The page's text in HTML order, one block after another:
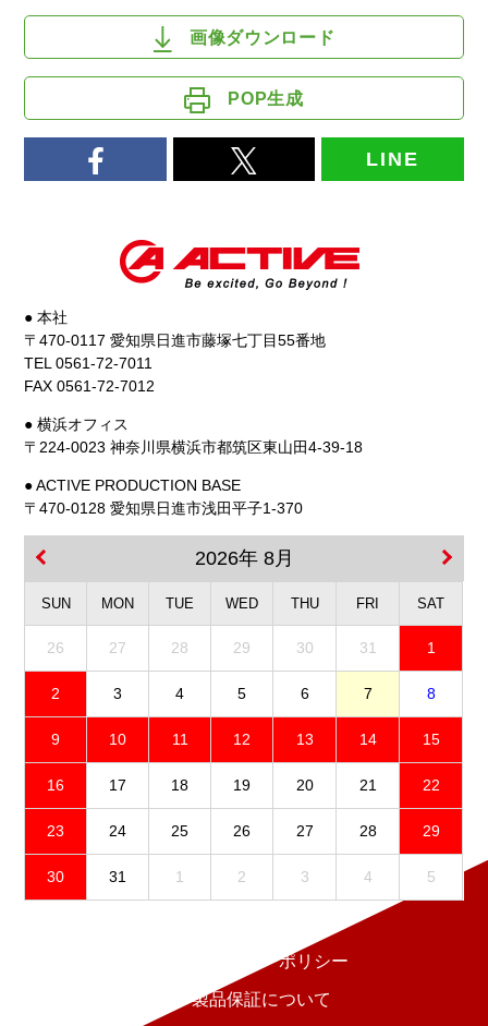
画像ダウンロード
POP生成
LINE
● 本社
〒470-0117 愛知県日進市藤塚七丁目55番地
TEL 0561-72-7011
FAX 0561-72-7012
● 横浜オフィス
〒224-0023 神奈川県横浜市都筑区東山田4-39-18
● ACTIVE PRODUCTION BASE
〒470-0128 愛知県日進市浅田平子1-370
2026年 8月
SUN MON TUE WED THU FRI SAT
26 27 28 29 30 31 1
2 3 4 5 6 7 8
9 10 11 12 13 14 15
16 17 18 19 20 21 22
23 24 25 26 27 28 29
30 31 1 2 3 4 5
プライバシーポリシー
製品保証について